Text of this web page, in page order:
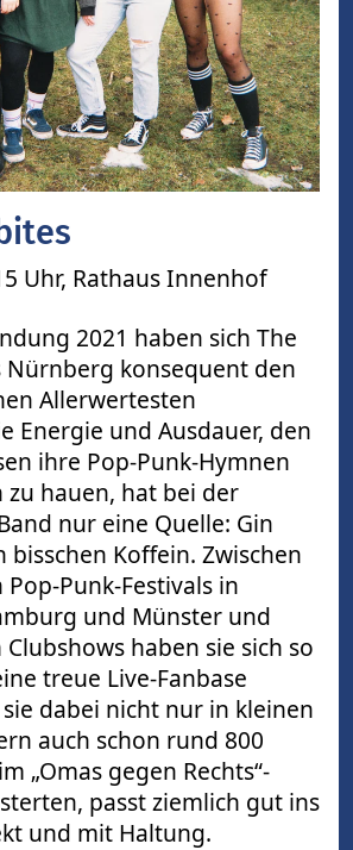
Uhr, Rathaus Innenhof
2021 haben sich The
Nürnberg konsequent den
Allerwertesten
Energie und Ausdauer, den
ihre Pop-Punk-Hymnen
zu hauen, hat bei der
nur eine Quelle: Gin
bisschen Koffein. Zwischen
Punk-Festivals in
und Münster und
haben sie sich so
treue Live-Fanbase
dabei nicht nur in kleinen
auch schon rund 800
„Omas gegen Rechts“-
passt ziemlich gut ins
und mit Haltung.